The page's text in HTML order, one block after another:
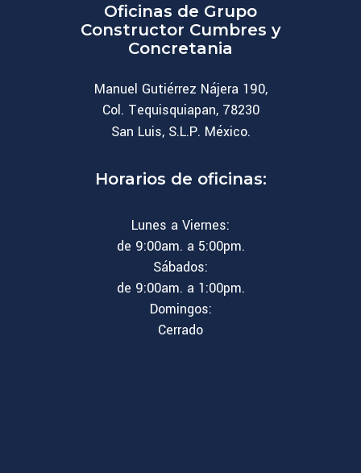
Oficinas de Grupo
Constructor Cumbres y
Concretania
Manuel Gutiérrez Nájera 190,
Col. Tequisquiapan, 78230
San Luis, S.L.P. México.
Horarios de oficinas:
Lunes a Viernes:
de 9:00am. a 5:00pm.
Sábados:
de 9:00am. a 1:00pm.
Domingos:
Cerrado